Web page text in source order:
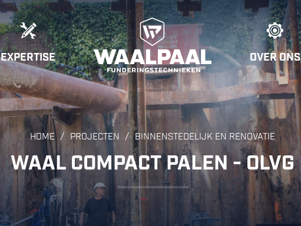
EXPERTISE OVER ONS
HOME / PROJECTEN / BINNENSTEDELIJK EN RENOVATIE
WAAL COMPACT PALEN - OLVG